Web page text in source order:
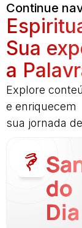
Continue
Sua
a
Explore
e enriquecem
sua jornada
do
Dia